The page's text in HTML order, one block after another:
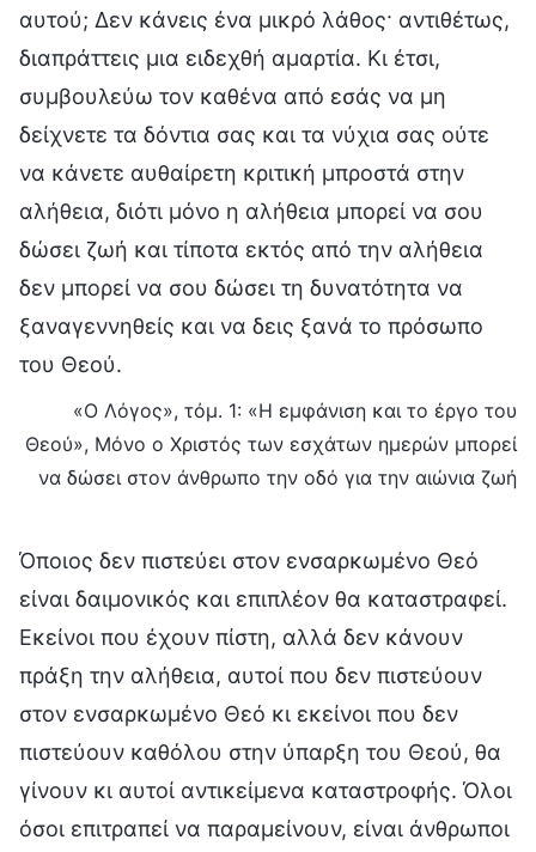
αυτού; Δεν κάνεις ένα μικρό λάθος· αντιθέτως,
διαπράττεις μια ειδεχθή αμαρτία. Κι έτσι,
συμβουλεύω τον καθένα από εσάς να μη
δείχνετε τα δόντια σας και τα νύχια σας ούτε
να κάνετε αυθαίρετη κριτική μπροστά στην
αλήθεια, διότι μόνο η αλήθεια μπορεί να σου
δώσει ζωή και τίποτα εκτός από την αλήθεια
δεν μπορεί να σου δώσει τη δυνατότητα να
ξαναγεννηθείς και να δεις ξανά το πρόσωπο
του Θεού.
«Ο Λόγος», τόμ. 1: «Η εμφάνιση και το έργο του
Θεού», Μόνο ο Χριστός των εσχάτων ημερών μπορεί
να δώσει στον άνθρωπο την οδό για την αιώνια ζωή
Όποιος δεν πιστεύει στον ενσαρκωμένο Θεό
είναι δαιμονικός και επιπλέον θα καταστραφεί.
Εκείνοι που έχουν πίστη, αλλά δεν κάνουν
πράξη την αλήθεια, αυτοί που δεν πιστεύουν
στον ενσαρκωμένο Θεό κι εκείνοι που δεν
πιστεύουν καθόλου στην ύπαρξη του Θεού, θα
γίνουν κι αυτοί αντικείμενα καταστροφής. Όλοι
όσοι επιτραπεί να παραμείνουν, είναι άνθρωποι